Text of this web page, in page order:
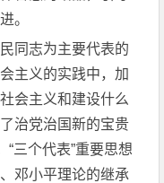
。
同志为主要代表的
主义的实践中，加
会主义和建设什么
治党治国新的宝贵
“三个代表”重要思想
邓小平理论的继承